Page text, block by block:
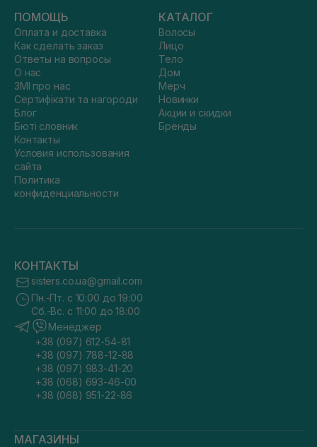
ПОМОЩЬ
Оплата и доставка
Как сделать заказ
Ответы на вопросы
О нас
ЗМІ про нас
Сертифікати та нагороди
Блог
Бюті словник
Контакты
Условия использования
сайта
Политика
конфиденциальности
КАТАЛОГ
Волосы
Лицо
Тело
Дом
Мерч
Новинки
Акции и скидки
Бренды
КОНТАКТЫ
sisters.co.ua@gmail.com
Пн.-Пт. с 10:00 до 19:00
Сб.-Вс. с 11:00 до 18:00
Менеджер
+38 (097) 612-54-81
+38 (097) 788-12-88
+38 (097) 983-41-20
+38 (068) 693-46-00
+38 (068) 951-22-86
МАГАЗИНЫ